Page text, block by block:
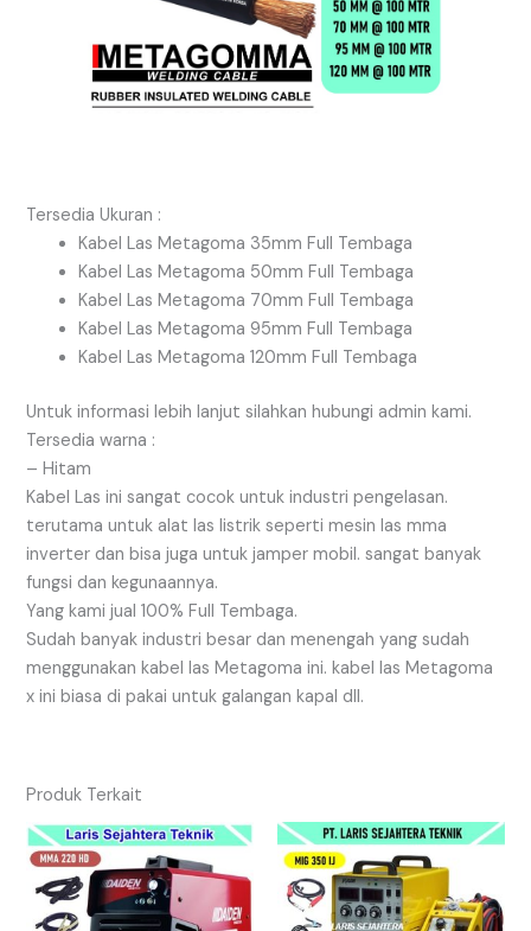
Tersedia Ukuran :
Kabel Las Metagoma 35mm Full Tembaga
Kabel Las Metagoma 50mm Full Tembaga
Kabel Las Metagoma 70mm Full Tembaga
Kabel Las Metagoma 95mm Full Tembaga
Kabel Las Metagoma 120mm Full Tembaga
Untuk informasi lebih lanjut silahkan hubungi admin kami.
Tersedia warna :
– Hitam
Kabel Las ini sangat cocok untuk industri pengelasan.
terutama untuk alat las listrik seperti mesin las mma
inverter dan bisa juga untuk jamper mobil. sangat banyak
fungsi dan kegunaannya.
Yang kami jual 100% Full Tembaga.
Sudah banyak industri besar dan menengah yang sudah
menggunakan kabel las Metagoma ini. kabel las Metagoma
x ini biasa di pakai untuk galangan kapal dll.
Produk Terkait